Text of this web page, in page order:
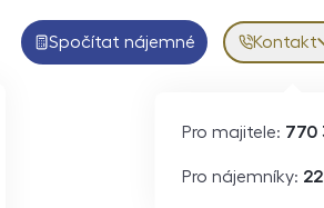
Spočítat nájemné Kontakt
Pro majitele: 770
Pro nájemníky: